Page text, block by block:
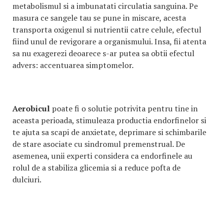
metabolismul si a imbunatati circulatia sanguina. Pe
masura ce sangele tau se pune in miscare, acesta
transporta oxigenul si nutrientii catre celule, efectul
fiind unul de revigorare a organismului. Insa, fii atenta
sa nu exagerezi deoarece s-ar putea sa obtii efectul
advers: accentuarea simptomelor.
Aerobicul poate fi o solutie potrivita pentru tine in
aceasta perioada, stimuleaza productia endorfinelor si
te ajuta sa scapi de anxietate, deprimare si schimbarile
de stare asociate cu sindromul premenstrual. De
asemenea, unii experti considera ca endorfinele au
rolul de a stabiliza glicemia si a reduce pofta de
dulciuri.